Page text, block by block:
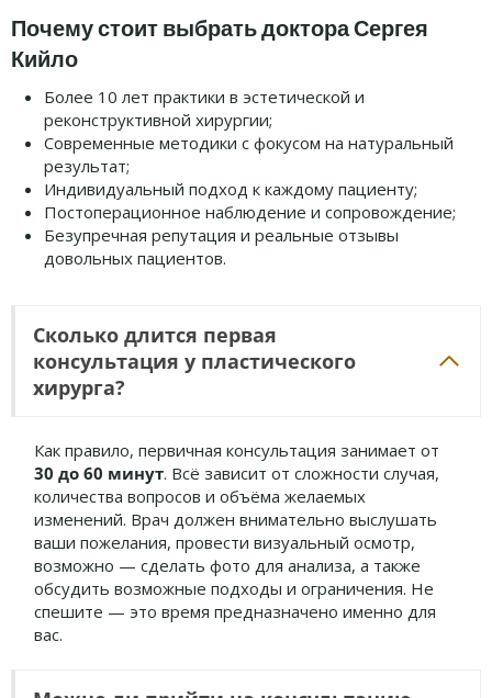
Почему стоит выбрать доктора Сергея
Кийло
Более 10 лет практики в эстетической и
реконструктивной хирургии;
Современные методики с фокусом на натуральный
результат;
Индивидуальный подход к каждому пациенту;
Постоперационное наблюдение и сопровождение;
Безупречная репутация и реальные отзывы
довольных пациентов.
Сколько длится первая
консультация у пластического
хирурга?
Как правило, первичная консультация занимает от
30 до 60 минут. Всё зависит от сложности случая,
количества вопросов и объёма желаемых
изменений. Врач должен внимательно выслушать
ваши пожелания, провести визуальный осмотр,
возможно — сделать фото для анализа, а также
обсудить возможные подходы и ограничения. Не
спешите — это время предназначено именно для
вас.